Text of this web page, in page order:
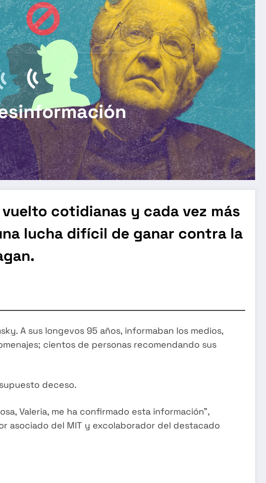
cotidianas y cada vez más
lucha difícil de ganar contra la
A sus longevos 95 años, informaban los medios,
cientos de personas recomendando sus
deceso.
Valeria, me ha confirmado esta información”,
asociado del MIT y excolaborador del destacado